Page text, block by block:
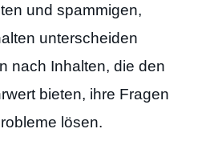
und spammigen,
unterscheiden
nach Inhalten, die den
bieten, ihre Fragen
lösen.